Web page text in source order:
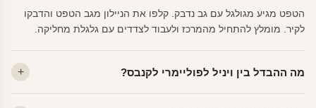
הטפט מגיע מגולגל עם גב נדבק. קלפו את הניילון מגב הטפט והדבקו
לקיר. מומלץ להתחיל מהמרכז ולעבוד לצדדים עם גלגלת מחליקה.
מה ההבדל בין ויניל לפוליימרי לקנבס?